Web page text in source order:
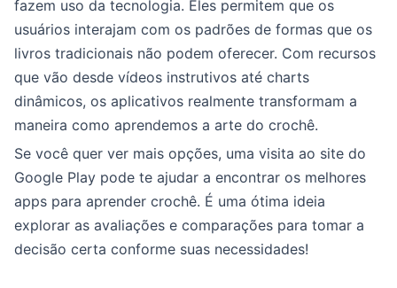
fazem uso da tecnologia. Eles permitem que os
usuários interajam com os padrões de formas que os
livros tradicionais não podem oferecer. Com recursos
que vão desde vídeos instrutivos até charts
dinâmicos, os aplicativos realmente transformam a
maneira como aprendemos a arte do crochê.
Se você quer ver mais opções, uma visita ao site do
Google Play pode te ajudar a encontrar os melhores
apps para aprender crochê. É uma ótima ideia
explorar as avaliações e comparações para tomar a
decisão certa conforme suas necessidades!